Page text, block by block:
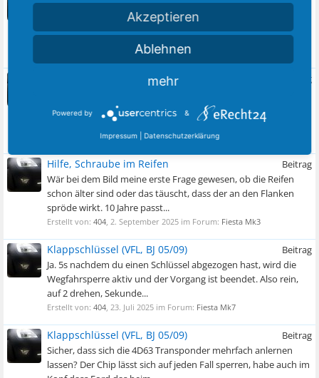
Lochkreisadapter gibt es. 4x100 auf 4x108 geht z.B. gut, da
einfach 45° versetzte Löcher drin. Wenn die Felgen keine
Taschen haben, kommst du aber...
3. September 2025im Forum:
Beitrag
Hilfe, Schraube im Reifen
eine Hand voll Nischenmodelle ein. Dann rückwärts schauen
per Suchmaschine oder...
404,3. September 2025im Forum:
Beitrag
Hilfe, Schraube im Reifen
Wär bei dem Bild meine erste Frage gewesen, ob die Reifen
schon älter sind oder das täuscht, dass der an den Flanken
spröde wirkt. 10 Jahre passt...
Erstellt von: 404 2. September 2025 im Forum: Fiesta Mk3
Beitrag
Klappschlüssel (VFL, BJ 05/09)
Ja. 5s nachdem du einen Schlüssel abgezogen hast, wird die
Wegfahrsperre aktiv und der Vorgang ist beendet. Also rein,
auf 2 drehen, Sekunde...
Erstellt von: 404 23. Juli 2025 im Forum: Fiesta Mk7
Beitrag
Klappschlüssel (VFL, BJ 05/09)
Sicher, dass sich die 4D63 Transponder mehrfach anlernen
lassen? Der Chip lässt sich auf jeden Fall sperren, habe auch im
Akzeptieren
Ablehnen
mehr
Powered by &
Impressum Datenschutzerklärung